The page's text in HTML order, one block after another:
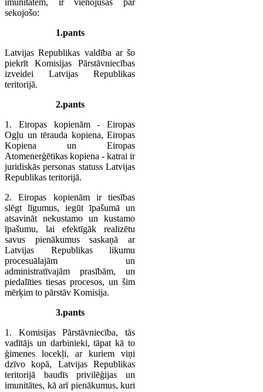
imunitātēm, ir vienojušās par
sekojošo:
1.pants
Latvijas Republikas valdība ar šo
piekrīt Komisijas Pārstāvniecības
izveidei Latvijas Republikas
teritorijā.
2.pants
1. Eiropas kopienām - Eiropas
Ogļu un tērauda kopiena, Eiropas
Kopiena un Eiropas
Atomenerģētikas kopiena - katrai ir
juridiskās personas statuss Latvijas
Republikas teritorijā.
2. Eiropas kopienām ir tiesības
slēgt līgumus, iegūt īpašumā un
atsavināt nekustamo un kustamo
īpašumu, lai efektīgāk realizētu
savus pienākumus saskaņā ar
Latvijas Republikas likumu
procesuālajām un
administratīvajām prasībām, un
piedalīties tiesas procesos, un šim
mērķim to pārstāv Komisija.
3.pants
1. Komisijas Pārstāvniecība, tās
vadītājs un darbinieki, tāpat kā to
ģimenes locekļi, ar kuriem viņi
dzīvo kopā, Latvijas Republikas
teritorijā baudīs privilēģijas un
imunitātes, kā arī pienākumus, kuri